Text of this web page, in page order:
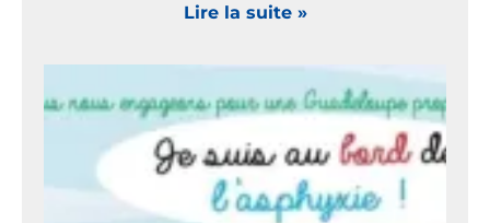
Lire la suite »